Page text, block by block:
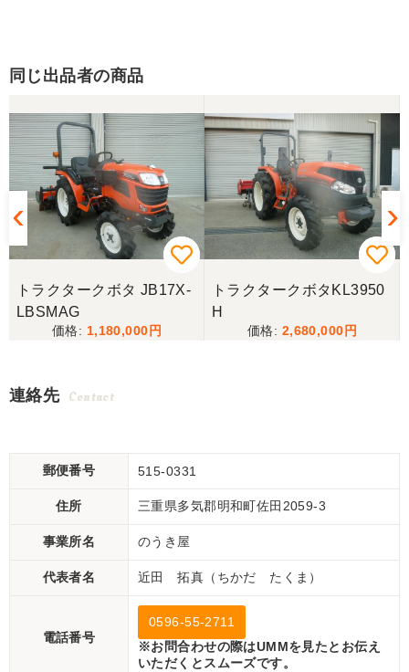
同じ出品者の商品
トラクタークボタ JB17X-
LBSMAG
1,180,000
トラクタークボタKL3950
H
2,680,000
連絡先 Contact
郵便番号 515-0331
住所 三重県多気郡明和町佐田2059-3
事業所名 のうき屋
代表者名 近田 拓真（ちかだ たくま）
電話番号
0596-55-2711
※お問合わせの際はUMMを見たとお伝え
いただくとスムーズです。